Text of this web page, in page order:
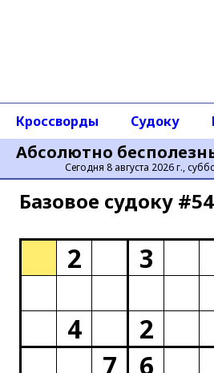
Абсолютно
Сегодня 8 августа 2026 г.,
Кроссворды Судоку
Базовое cудоку
2 3
4
2
7
6